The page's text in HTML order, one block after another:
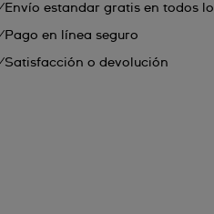
Envío estandar gratis en todos
Pago en línea seguro
Satisfacción o devolución